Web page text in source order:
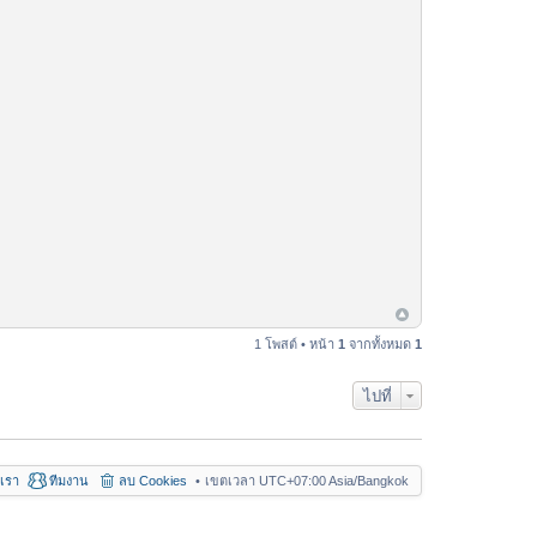
1 โพสต์ • หน้า 1 จากทั้งหมด 1
ไปที่
เขตเวลา UTC+07:00 Asia/Bangkok
ลบ Cookies
ทีมงาน
รา